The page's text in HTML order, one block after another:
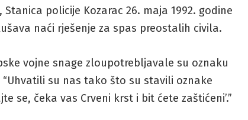
policije Kozarac 26. maja 1992. godine
naći rješenje za spas preostalih civila.
vojne snage zloupotrebljavale su oznaku
su nas tako što su stavili oznake
se, čeka vas Crveni krst i bit ćete zaštićeni’.”